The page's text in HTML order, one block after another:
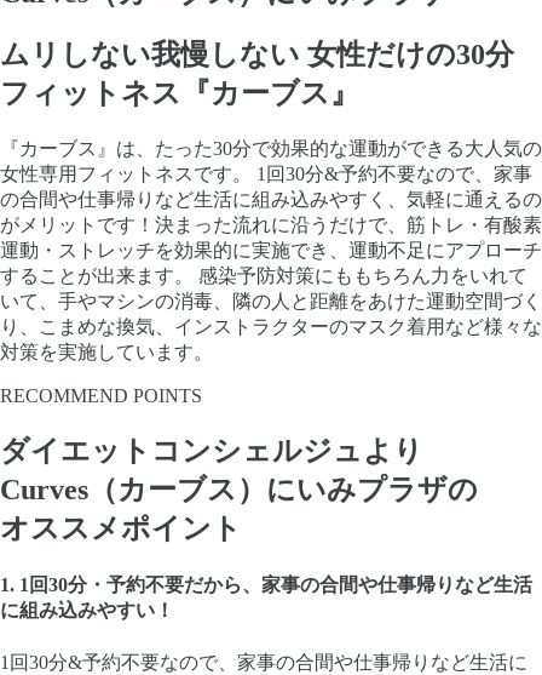
ムリしない我慢しない 女性だけの30分
フィットネス『カーブス』
『カーブス』は、たった30分で効果的な運動ができる大人気の
女性専用フィットネスです。 1回30分&予約不要なので、家事
の合間や仕事帰りなど生活に組み込みやすく、気軽に通えるの
がメリットです！決まった流れに沿うだけで、筋トレ・有酸素
運動・ストレッチを効果的に実施でき、運動不足にアプローチ
することが出来ます。 感染予防対策にももちろん力をいれて
いて、手やマシンの消毒、隣の人と距離をあけた運動空間づく
り、こまめな換気、インストラクターのマスク着用など様々な
対策を実施しています。
RECOMMEND POINTS
ダイエットコンシェルジュより
Curves（カーブス）にいみプラザの
オススメポイント
1. 1回30分・予約不要だから、家事の合間や仕事帰りなど生活
に組み込みやすい！
1回30分&予約不要なので、家事の合間や仕事帰りなど生活に